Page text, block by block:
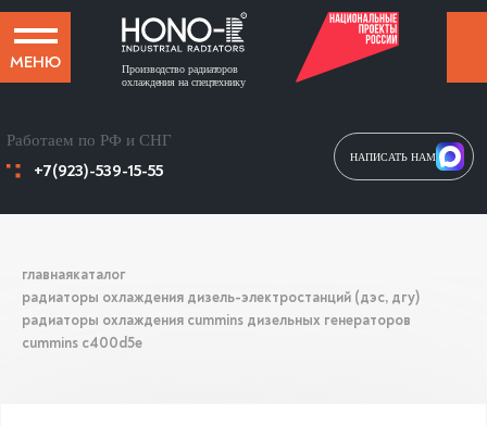
МЕНЮ
Производство радиаторов
охлаждения на спецтехнику
НАПИСАТЬ НАМ
Работаем по РФ и СНГ
+7(923)-539-15-55
главнаякаталог
радиаторы охлаждения дизель-электростанций (дэс, дгу)
радиаторы охлаждения cummins дизельных генераторов
cummins c400d5e